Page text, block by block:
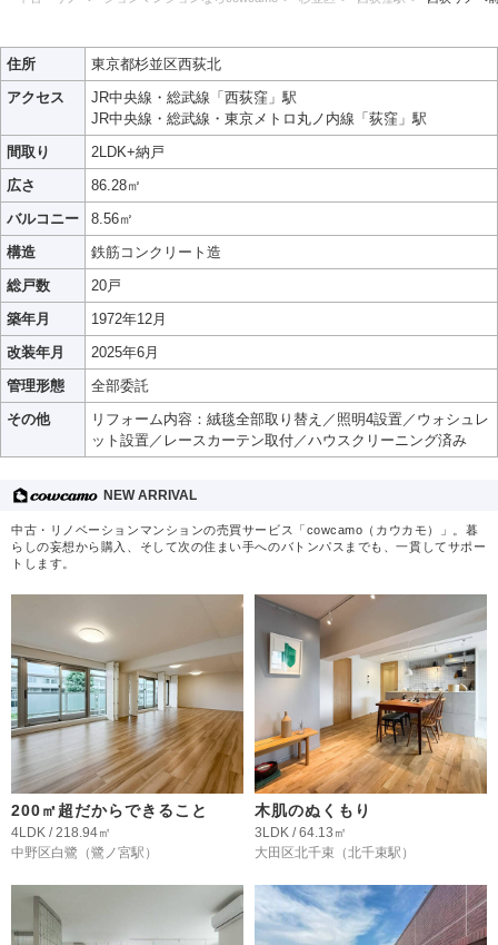
住所
東京都杉並区西荻北
アクセス
JR中央線・総武線「西荻窪」駅
JR中央線・総武線・東京メトロ丸ノ内線「荻窪」駅
間取り
2LDK+納戸
広さ
86.28㎡
バルコニー
8.56㎡
構造
鉄筋コンクリート造
総戸数
20戸
築年月
1972年12月
改装年月
2025年6月
管理形態
全部委託
その他
リフォーム内容：絨毯全部取り替え／照明4設置／ウォシュレ
ット設置／レースカーテン取付／ハウスクリーニング済み
NEW ARRIVAL
中古・リノベーションマンションの売買サービス「cowcamo（カウカモ）」。暮
らしの妄想から購入、そして次の住まい手へのバトンパスまでも、一貫してサポー
トします。
200㎡超だからできること
4LDK / 218.94㎡
中野区白鷺 （鷺ノ宮駅）
木肌のぬくもり
3LDK / 64.13㎡
大田区北千束 （北千束駅）